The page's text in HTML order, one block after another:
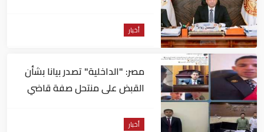
أخبار
مصر: "الداخلية" تصدر بيانا بشأن
القبض على منتحل صفة قاضي
أخبار